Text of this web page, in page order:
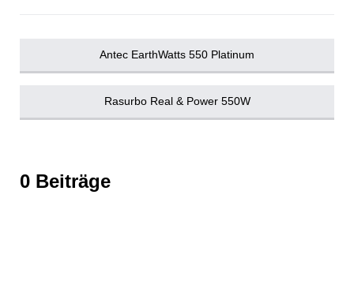
Antec EarthWatts 550 Platinum
Rasurbo Real & Power 550W
0 Beiträge